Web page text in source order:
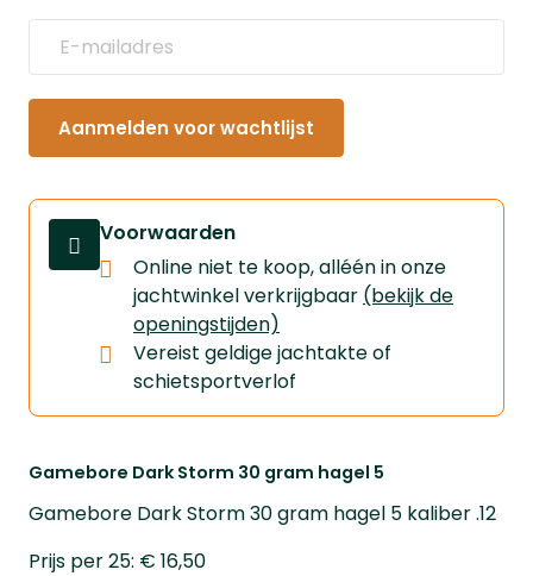
Gamebore Dark Storm 30 gram hagel 5
Gamebore Dark Storm 30 gram hagel 5 kaliber .12
Prijs per 25: € 16,50
Aanmelden voor wachtlijst
Voorwaarden
Online niet te koop, alléén in onze
jachtwinkel verkrijgbaar (bekijk de
openingstijden)
Vereist geldige jachtakte of
schietsportverlof